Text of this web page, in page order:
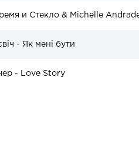
и Стекло & Michelle
- Як мені бути
- Love Story